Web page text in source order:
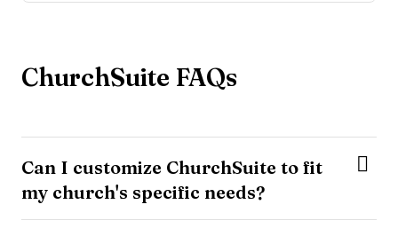
ChurchSuite FAQs
Can I customize ChurchSuite to fit
my church's specific needs?